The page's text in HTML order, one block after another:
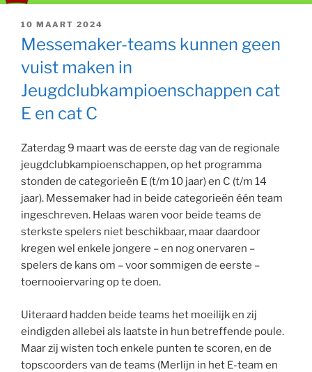
GEPLAATST
OP
10 MAART 2024
Messemaker-teams kunnen geen
vuist maken in
Jeugdclubkampioenschappen cat
E en cat C
Zaterdag 9 maart was de eerste dag van de regionale
jeugdclubkampioenschappen, op het programma
stonden de categorieën E (t/m 10 jaar) en C (t/m 14
jaar). Messemaker had in beide categorieën één team
ingeschreven. Helaas waren voor beide teams de
sterkste spelers niet beschikbaar, maar daardoor
kregen wel enkele jongere – en nog onervaren –
spelers de kans om – voor sommigen de eerste –
toernooiervaring op te doen.
Uiteraard hadden beide teams het moeilijk en zij
eindigden allebei als laatste in hun betreffende poule.
Maar zij wisten toch enkele punten te scoren, en de
topscoorders van de teams (Merlijn in het E-team en